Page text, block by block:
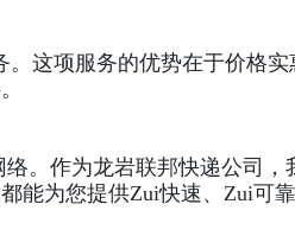
这项服务的优势在于价格
。作为龙岩联邦快递公司，
能为您提供Zui快速、Zui可靠